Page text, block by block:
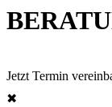
Jetzt Termin
✖︎